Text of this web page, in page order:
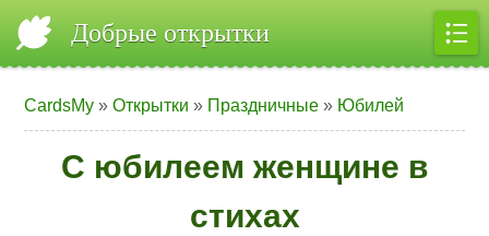
Добрые открытки
CardsMy »Открытки » Праздничные » Юбилей
С юбилеем женщине в
стихах